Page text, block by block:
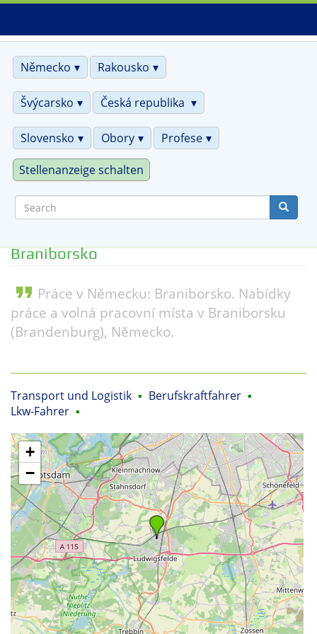
Skip
main
content
Německo
Rakousko
Švýcarsko Česká republika
Slovensko Obory Profese
Stellenanzeige schalten
Braniborsko
format_quote Práce v Německu: Braniborsko. Nabídky
práce a volná pracovní místa v Braniborsku
(Brandenburg), Německo.
Transport und Logistik ▪ Berufskraftfahrer ▪
Lkw-Fahrer ▪
+
−